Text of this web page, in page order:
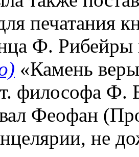
печатания
Ф. Рибейры
«Камень
философа Ф.
Феофан
не